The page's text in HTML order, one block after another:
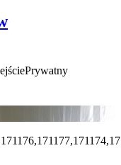
Prywatny